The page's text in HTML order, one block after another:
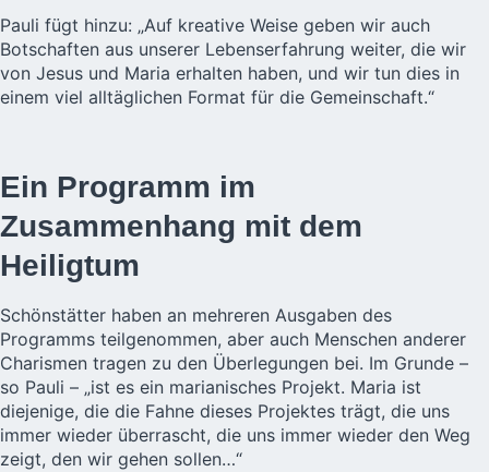
Pauli fügt hinzu: „Auf kreative Weise geben wir auch
Botschaften aus unserer Lebenserfahrung weiter, die wir
von Jesus und Maria erhalten haben, und wir tun dies in
einem viel alltäglichen Format für die Gemeinschaft.“
Ein Programm im
Zusammenhang mit dem
Heiligtum
Schönstätter haben an mehreren Ausgaben des
Programms teilgenommen, aber auch Menschen anderer
Charismen tragen zu den Überlegungen bei. Im Grunde –
so Pauli – „ist es ein marianisches Projekt. Maria ist
diejenige, die die Fahne dieses Projektes trägt, die uns
immer wieder überrascht, die uns immer wieder den Weg
zeigt, den wir gehen sollen…“